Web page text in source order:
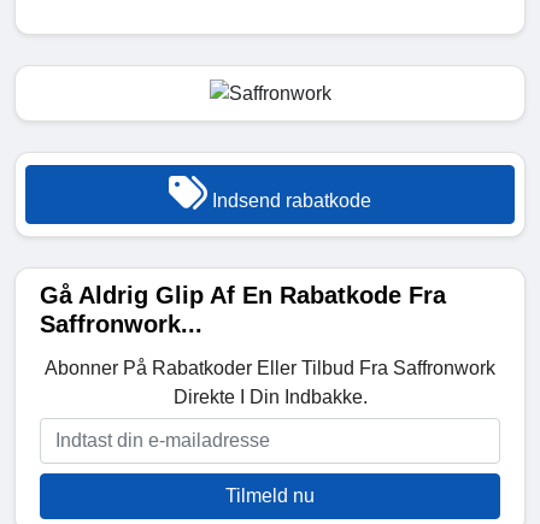
Indsend rabatkode
Gå Aldrig Glip Af En Rabatkode Fra
Saffronwork...
Abonner På Rabatkoder Eller Tilbud Fra Saffronwork
Direkte I Din Indbakke.
Tilmeld nu